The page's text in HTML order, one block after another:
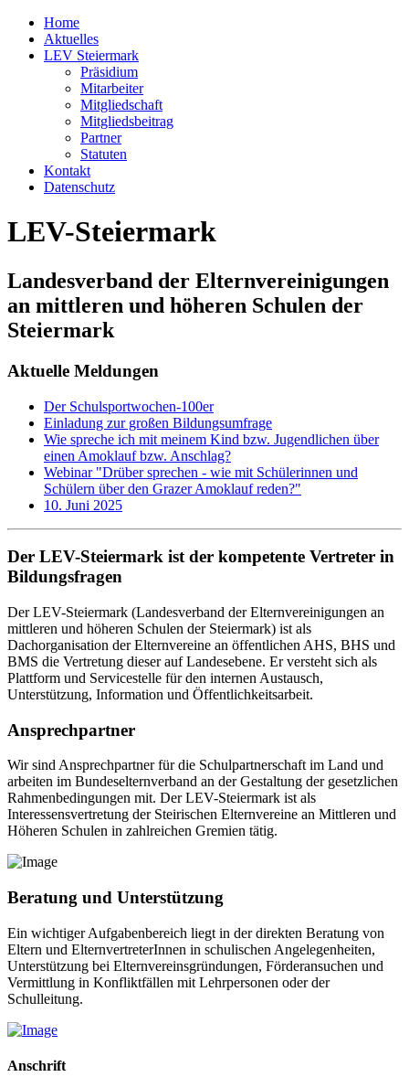
Home
Aktuelles
LEV Steiermark
Präsidium
Mitarbeiter
Mitgliedschaft
Mitgliedsbeitrag
Partner
Statuten
Kontakt
Datenschutz
LEV-Steiermark
Landesverband der Elternvereinigungen
an mittleren und höheren Schulen der
Steiermark
Aktuelle Meldungen
Der Schulsportwochen-100er
Einladung zur großen Bildungsumfrage
Wie spreche ich mit meinem Kind bzw. Jugendlichen über
einen Amoklauf bzw. Anschlag?
Webinar "Drüber sprechen - wie mit Schülerinnen und
Schülern über den Grazer Amoklauf reden?"
10. Juni 2025
Der LEV-Steiermark ist der kompetente Vertreter in
Bildungsfragen
Der LEV-Steiermark (Landesverband der Elternvereinigungen an
mittleren und höheren Schulen der Steiermark) ist als
Dachorganisation der Elternvereine an öffentlichen AHS, BHS und
BMS die Vertretung dieser auf Landesebene. Er versteht sich als
Plattform und Servicestelle für den internen Austausch,
Unterstützung, Information und Öffentlichkeitsarbeit.
Ansprechpartner
Wir sind Ansprechpartner für die Schulpartnerschaft im Land und
arbeiten im Bundeselternverband an der Gestaltung der gesetzlichen
Rahmenbedingungen mit. Der LEV-Steiermark ist als
Interessensvertretung der Steirischen Elternvereine an Mittleren und
Höheren Schulen in zahlreichen Gremien tätig.
Beratung und Unterstützung
Ein wichtiger Aufgabenbereich liegt in der direkten Beratung von
Eltern und ElternvertreterInnen in schulischen Angelegenheiten,
Unterstützung bei Elternvereinsgründungen, Förderansuchen und
Vermittlung in Konfliktfällen mit Lehrpersonen oder der
Schulleitung.
Anschrift